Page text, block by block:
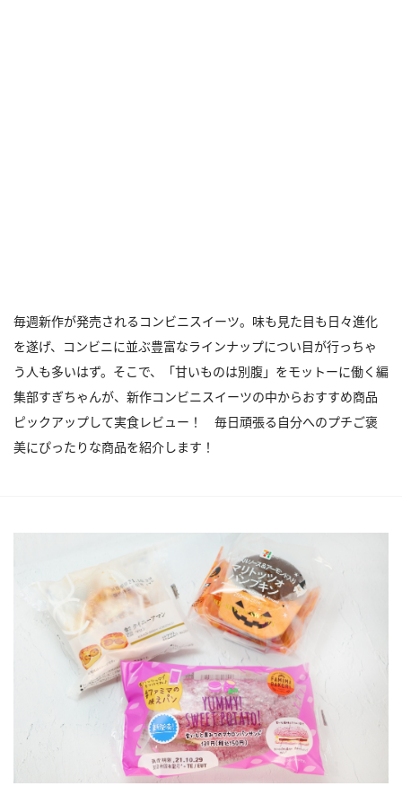
毎週新作が発売されるコンビニスイーツ。味も見た目も日々進化
を遂げ、コンビニに並ぶ豊富なラインナップについ目が行っちゃ
う人も多いはず。そこで、「甘いものは別腹」をモットーに働く編
集部すぎちゃんが、新作コンビニスイーツの中からおすすめ商品
ピックアップして実食レビュー！ 毎日頑張る自分へのプチご褒
美にぴったりな商品を紹介します！